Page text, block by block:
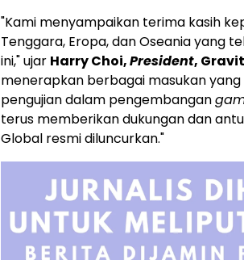
"Kami menyampaikan terima kasih
Tenggara, Eropa, dan Oseania yang
ini," ujar Harry Choi,President,
menerapkan berbagai masukan
pengujian dalam pengembangan
terus memberikan dukungan dan
Global resmi diluncurkan."